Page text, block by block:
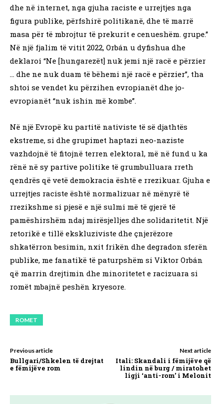
dhe në internet, nga gjuha raciste e urrejtjes nga
figura publike, përfshirë politikanë, dhe të marrë
masa për të mbrojtur të prekurit e cenueshëm. grupe.”
Në një fjalim të vitit 2022, Orbán u dyfishua dhe
deklaroi “Ne [hungarezët] nuk jemi një racë e përzier
… dhe ne nuk duam të bëhemi një racë e përzier”, tha
shtoi se vendet ku përzihen evropianët dhe jo-
evropianët “nuk ishin më kombe”.
Në një Evropë ku partitë nativiste të së djathtës
ekstreme, si dhe grupimet haptazi neo-naziste
vazhdojnë të fitojnë terren elektoral, më në fund u ka
rënë në sy partive politike të grumbulluara rreth
qendrës që vetë demokracia është e rrezikuar. Gjuha e
urrejtjes raciste është normalizuar në mënyrë të
rrezikshme si pjesë e një sulmi më të gjerë të
pamëshirshëm ndaj mirësjelljes dhe solidaritetit. Një
retorikë e tillë ekskluziviste dhe çnjerëzore
shkatërron besimin, nxit frikën dhe degradon sferën
publike, me fanatikë të paturpshëm si Viktor Orbán
që marrin drejtimin dhe minoritetet e racizuara si
romët mbajnë peshën kryesore.
ROMET
Previous article
Bullgari/Shkelen të drejtat
e fëmijëve rom
Next article
Itali: Skandali i fëmijëve që
lindin në burg / miratohet
ligji ‘anti-rom’ i Melonit